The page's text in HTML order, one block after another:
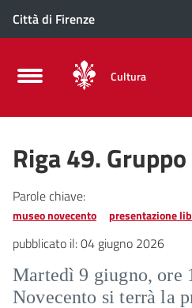
Città di Firenze
Cultura
Riga 49.
Parole chiave:
museo novecento presentazione
pubblicato il:04 giugno 2026
Martedì 9 giugno, ore
Novecento si terrà la